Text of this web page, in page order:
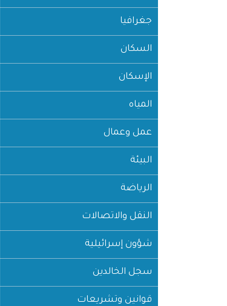
جغرافيا
السكان
الإسكان
المياه
عمل وعمال
البيئة
الرياضة
النقل والاتصالات
شؤون إسرائيلية
سجل الخالدين
قوانين وتشريعات